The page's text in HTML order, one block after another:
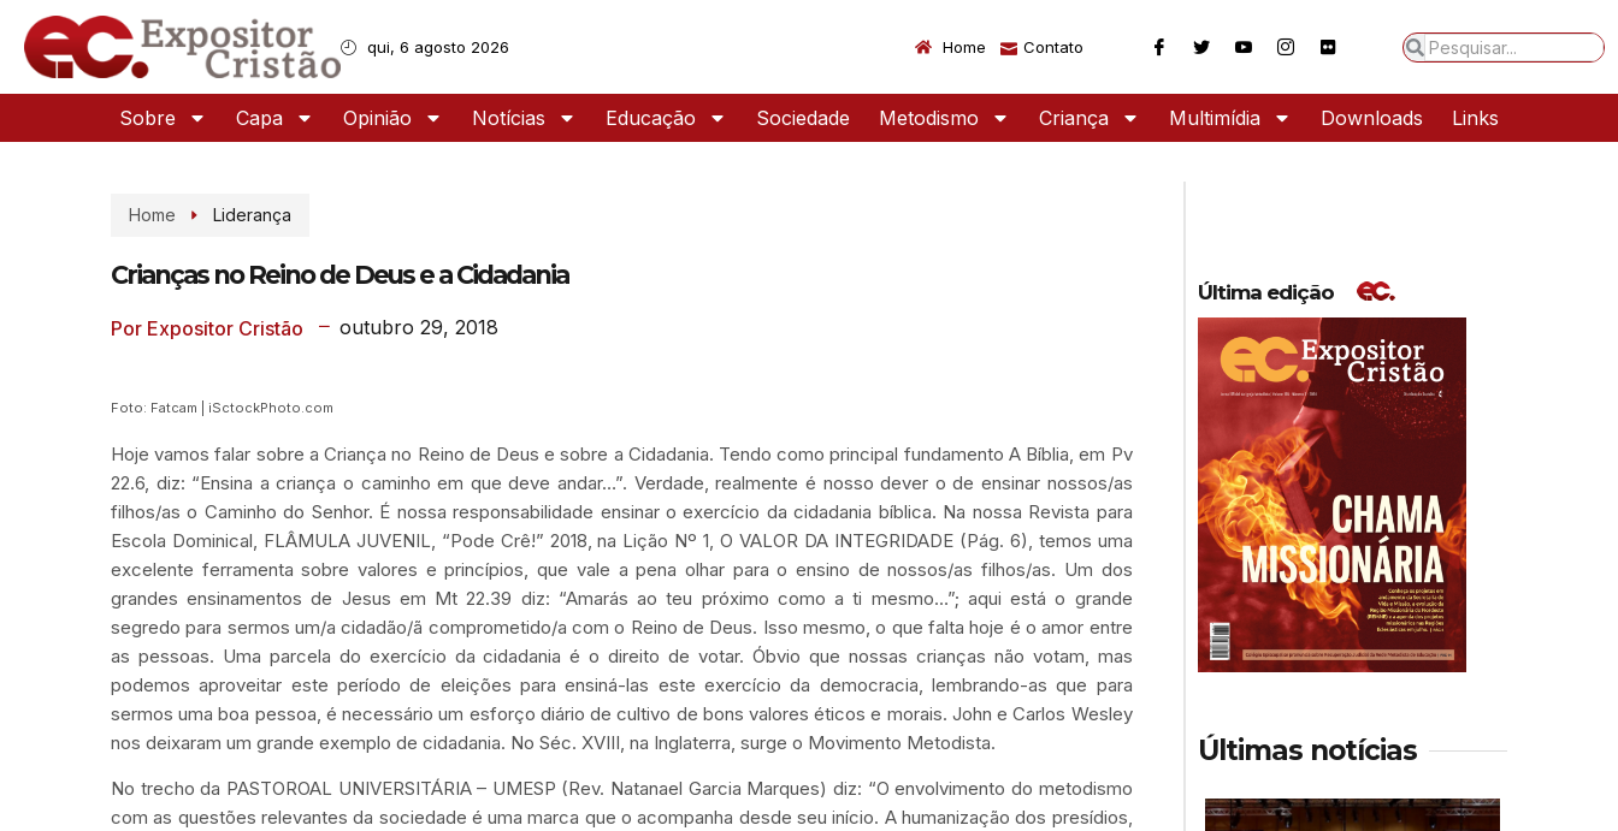
qui, 6 agosto 2026 Home Contato
Sobre Capa Opinião Notícias Educação Sociedade Metodismo Criança Multimídia Downloads Links
Home Liderança
Crianças no Reino de Deus e a Cidadania
Por Expositor Cristão outubro 29, 2018
Foto: Fatcam | iSctockPhoto.com
Hoje vamos falar sobre a Criança no Reino de Deus e sobre a Cidadania. Tendo como principal fundamento A Bíblia, em Pv
22.6, diz: “Ensina a criança o caminho em que deve andar…”. Verdade, realmente é nosso dever o de ensinar nossos/as
filhos/as o Caminho do Senhor. É nossa responsabilidade ensinar o exercício da cidadania bíblica. Na nossa Revista para
Escola Dominical, FLÂMULA JUVENIL, “Pode Crê!” 2018, na Lição Nº 1, O VALOR DA INTEGRIDADE (Pág. 6), temos uma
excelente ferramenta sobre valores e princípios, que vale a pena olhar para o ensino de nossos/as filhos/as. Um dos
grandes ensinamentos de Jesus em Mt 22.39 diz: “Amarás ao teu próximo como a ti mesmo…”; aqui está o grande
segredo para sermos um/a cidadão/ã comprometido/a com o Reino de Deus. Isso mesmo, o que falta hoje é o amor entre
as pessoas. Uma parcela do exercício da cidadania é o direito de votar. Óbvio que nossas crianças não votam, mas
podemos aproveitar este período de eleições para ensiná-las este exercício da democracia, lembrando-as que para
sermos uma boa pessoa, é necessário um esforço diário de cultivo de bons valores éticos e morais. John e Carlos Wesley
nos deixaram um grande exemplo de cidadania. No Séc. XVIII, na Inglaterra, surge o Movimento Metodista.
No trecho da PASTOROAL UNIVERSITÁRIA – UMESP (Rev. Natanael Garcia Marques) diz: “O envolvimento do metodismo
com as questões relevantes da sociedade é uma marca que o acompanha desde seu início. A humanização dos presídios,
Última edição
Últimas notícias